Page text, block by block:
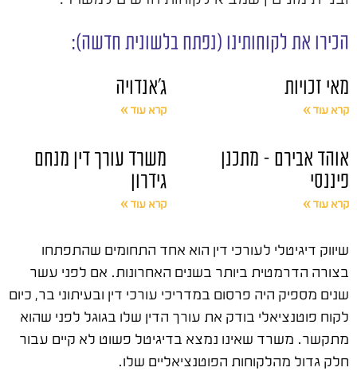
הכירו את לקוחותינו (נפתח בלשונית חדשה):
מאי זכויות
קרא עוד »
ג'אנדויה
קרא עוד »
אוהד אבירם – מתכנן
פיננסי
קרא עוד »
משרד עורך דין מנחם
גידרון
קרא עוד »
שיווק דיגיטלי לעורכי דין הוא אחד התחומים שהתפתחו
בצורה הדרמטית ביותר בשנים האחרונות. אם לפני עשר
שנים מספיק היה פרסום במדריכי עורכי דין ובעיתוני בר, כיום
לקוח פוטנציאלי בודק את עורך הדין שלו בגוגל לפני שהוא
מתקשר. משרד שאינו נמצא בדיגיטל פשוט לא קיים עבור
חלק גדול מהלקוחות הפוטנציאליים שלו.